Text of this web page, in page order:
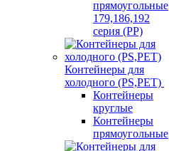
прямоугольные
179,186,192
серия (PP)
Контейнеры для
холодного (PS,PET)
Контейнеры
круглые
Контейнеры
прямоугольные